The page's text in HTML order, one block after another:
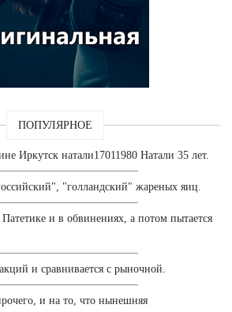
ПОПУЛЯРНОЕ
Иркутск натали17011980 Натали 35 лет.
"голландский" жареных яиц.
Патетике и в обвинениях, а потом пытается
и сравнивается с рыночной.
и на то, что нынешняя